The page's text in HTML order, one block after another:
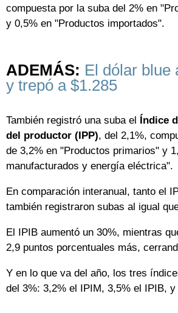
compuesta por la suba del 2% en
y 0,5% en "Productos importados".
ADEMÁS: El dólar blue
y trepó a $1.285
También registró una suba el Índice
del productor (IPP), del 2,1%,
de 3,2% en "Productos primarios" y
manufacturados y energía eléctrica".
En comparación interanual, tanto el
también registraron subas al igual
El IPIB aumentó un 30%, mientras
2,9 puntos porcentuales más,
Y en lo que va del año, los tres
del 3%: 3,2% el IPIM, 3,5% el IPIB, y